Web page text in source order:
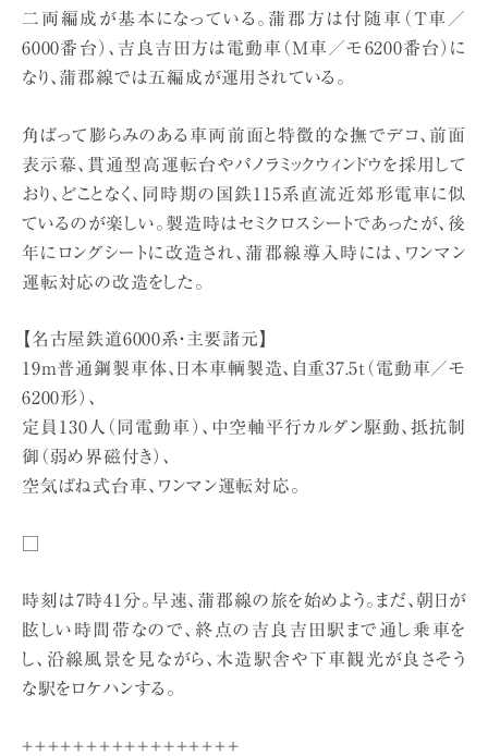
二両編成が基本になっている。蒲郡方は付随車（T車／
6000番台）、吉良吉田方は電動車（M車／モ6200番台）に
なり、蒲郡線では五編成が運用されている。
角ばって膨らみのある車両前面と特徴的な撫でデコ、前面
表示幕、貫通型高運転台やパノラミックウィンドウを採用して
おり、どことなく、同時期の国鉄115系直流近郊形電車に似
ているのが楽しい。製造時はセミクロスシートであったが、後
年にロングシートに改造され、蒲郡線導入時には、ワンマン
運転対応の改造をした。
【名古屋鉄道6000系・主要諸元】
19m普通鋼製車体、日本車輌製造、自重37.5t（電動車／モ
6200形）、
定員130人（同電動車）、中空軸平行カルダン駆動、抵抗制
御（弱め界磁付き）、
空気ばね式台車、ワンマン運転対応。
時刻は7時41分。早速、蒲郡線の旅を始めよう。まだ、朝日が
眩しい時間帯なので、終点の吉良吉田駅まで通し乗車を
し、沿線風景を見ながら、木造駅舎や下車観光が良さそう
な駅をロケハンする。
＋＋＋＋＋＋＋＋＋＋＋＋＋＋＋＋＋